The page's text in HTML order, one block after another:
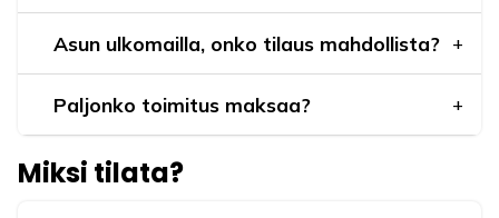
Asun ulkomailla, onko tilaus mahdollista?
Paljonko toimitus maksaa?
Miksi tilata?